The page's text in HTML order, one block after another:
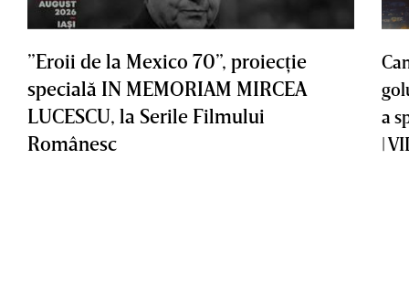
”Eroii de la Mexico 70”, proiecţie
specială IN MEMORIAM MIRCEA
LUCESCU, la Serile Filmului
Românesc
a
|